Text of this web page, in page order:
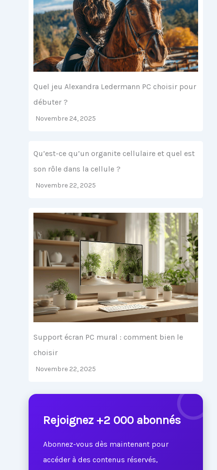
Quel jeu Alexandra Ledermann PC choisir pour
débuter ?
Novembre 24, 2025
Qu’est-ce qu’un organite cellulaire et quel est
son rôle dans la cellule ?
Novembre 22, 2025
Support écran PC mural : comment bien le
choisir
Novembre 22, 2025
Rejoignez +2 000 abonnés
Abonnez-vous dès maintenant pour
accéder à des contenus réservés,